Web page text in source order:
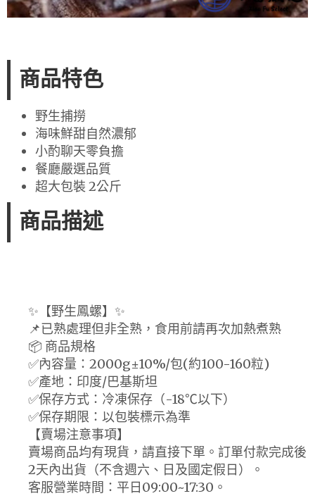
商品特色
野生捕撈
海味鮮甜自然濃郁
小酌聊天零負擔
餐廳嚴選品質
超大包裝 2公斤
商品描述
✨【野生鳳螺】✨
📌已熟處理但非全熟，食用前請再次加熱煮熟
📦 商品規格
✅內容量：2000g±10%/包(約100-160粒)
✅產地：印度/巴基斯坦
✅保存方式：冷凍保存（-18℃以下）
✅保存期限：以包裝標示為準
【賣場注意事項】
賣場商品均有現貨，請直接下單。訂單付款完成後
2天內出貨（不含週六、日及國定假日）。
客服營業時間：平日09:00~17:30。